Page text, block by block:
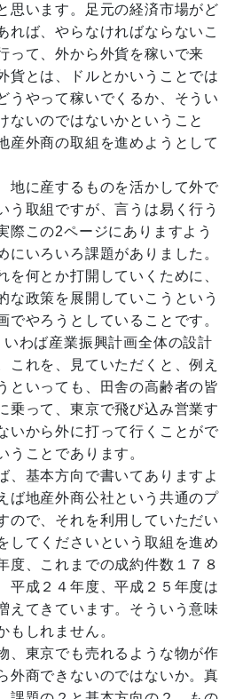
思います。足元の経済市場がど
れば、やらなければならないこ
って、外から外貨を稼いで来
貨とは、ドルとかいうことでは
うやって稼いでくるか、そうい
ないのではないかということ
産外商の取組を進めようとして
に産するものを活かして外で
う取組ですが、言うは易く行う
際この2ページにありますよう
にいろいろ課題がありました。
を何とか打開していくために、
な政策を展開していこうという
でやろうとしていることです。
わば産業振興計画全体の設計
これを、見ていただくと、例え
といっても、田舎の高齢者の皆
乗って、東京で飛び込み営業す
いから外に打って行くことがで
うことであります。
基本方向で書いてありますよ
ば地産外商公社という共通のプ
ので、それを利用していただい
してくださいという取組を進め
度、これまでの成約件数１７８
平成２４年度、平成２５年度は
えてきています。そういう意味
もしれません。
東京でも売れるような物が作
外商できないのではないか。真